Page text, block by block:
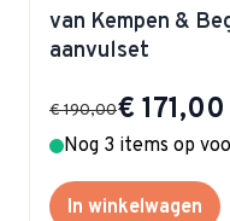
van Kempen &
aanvulset
Special Price
€ 171,00
€ 190,00
Nog 3 items op
In winkelwagen